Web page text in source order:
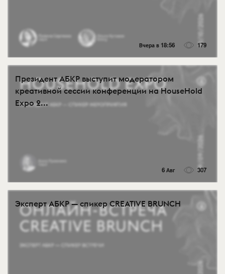
Вчера в 18:56 179
Президент АБКР выступит модератором
креативной сессии конференции на HouseHold
Expo 2...
6 Авг 307
Эксперт АБКР — спикер CREATIVE BRUNCH